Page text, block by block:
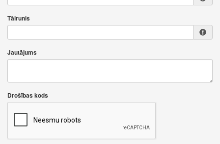
Tālrunis
Jautājums
Drošības kods